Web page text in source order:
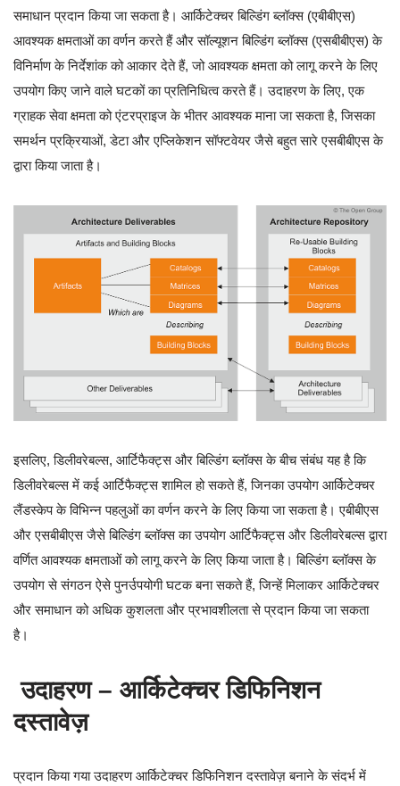
समाधान प्रदान किया जा सकता है। आर्किटेक्चर बिल्डिंग ब्लॉक्स (एबीबीएस)
आवश्यक क्षमताओं का वर्णन करते हैं और सॉल्यूशन बिल्डिंग ब्लॉक्स (एसबीबीएस) के
विनिर्माण के निर्देशांक को आकार देते हैं, जो आवश्यक क्षमता को लागू करने के लिए
उपयोग किए जाने वाले घटकों का प्रतिनिधित्व करते हैं। उदाहरण के लिए, एक
ग्राहक सेवा क्षमता को एंटरप्राइज के भीतर आवश्यक माना जा सकता है, जिसका
समर्थन प्रक्रियाओं, डेटा और एप्लिकेशन सॉफ्टवेयर जैसे बहुत सारे एसबीबीएस के
द्वारा किया जाता है।
इसलिए, डिलीवरेबल्स, आर्टिफैक्ट्स और बिल्डिंग ब्लॉक्स के बीच संबंध यह है कि
डिलीवरेबल्स में कई आर्टिफैक्ट्स शामिल हो सकते हैं, जिनका उपयोग आर्किटेक्चर
लैंडस्केप के विभिन्न पहलुओं का वर्णन करने के लिए किया जा सकता है। एबीबीएस
और एसबीबीएस जैसे बिल्डिंग ब्लॉक्स का उपयोग आर्टिफैक्ट्स और डिलीवरेबल्स द्वारा
वर्णित आवश्यक क्षमताओं को लागू करने के लिए किया जाता है। बिल्डिंग ब्लॉक्स के
उपयोग से संगठन ऐसे पुनर्उपयोगी घटक बना सकते हैं, जिन्हें मिलाकर आर्किटेक्चर
और समाधान को अधिक कुशलता और प्रभावशीलता से प्रदान किया जा सकता
है।
उदाहरण – आर्किटेक्चर डिफिनिशन
दस्तावेज़
प्रदान किया गया उदाहरण आर्किटेक्चर डिफिनिशन दस्तावेज़ बनाने के संदर्भ में